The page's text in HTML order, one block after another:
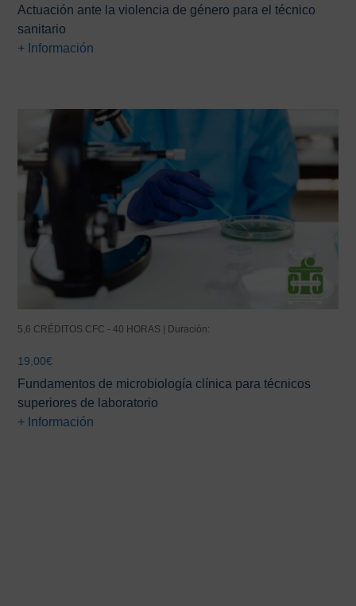
original
era:
68,00€.
actual
29,00€.
Actuación ante la violencia de género para el técnico
sanitario
+ Información
5,6 CRÉDITOS CFC - 40 HORAS | Duración:
19,00€
Fundamentos de microbiología clínica para técnicos
superiores de laboratorio
+ Información